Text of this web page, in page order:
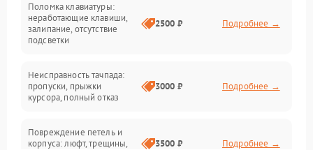
Интерфейсные проблемы
Батарея
Сеть и интернет
Поломка клавиатуры:
неработающие клавиши,
залипание, отсутствие
подсветки
2500 ₽ Подробнее →
Неисправность тачпада:
пропуски, прыжки
курсора, полный отказ
3000 ₽ Подробнее →
Повреждение петель и
корпуса: люфт, трещины,
3500 ₽ Подробнее →